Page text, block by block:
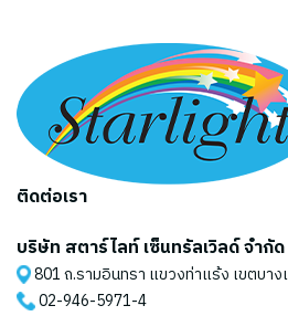
ติดต่อเรา
บริษัท สตาร์ไลท์ เซ็นทรัลเวิลด์ จำกัด
801 ถ.รามอินทรา แขวงท่าแร้ง เขตบา
02-946-5971-4